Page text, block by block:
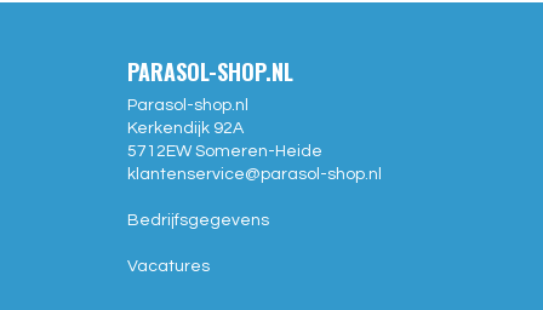
PARASOL-SHOP.NL
Parasol-shop.nl
Kerkendijk 92A
5712EW Someren-Heide
klantenservice@parasol-shop.nl
Bedrijfsgegevens
Vacatures